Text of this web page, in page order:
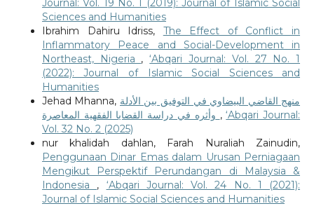
Journal: Vol. 19 No. 1 (2019): Journal of Islamic Social
Sciences and Humanities
Ibrahim Dahiru Idriss, The Effect of Conflict in
Inflammatory Peace and Social-Development in
Northeast, Nigeria ,‘Abqari Journal: Vol. 27 No. 1
(2022): Journal of Islamic Social Sciences and
Humanities
Jehad Mhanna, منهج القاضي البيضاوي في التوفيق بين الأدلة
,‘Abqari Journal:
Vol. 32 No. 2 (2025)
nur khalidah dahlan, Farah Nuraliah Zainudin,
Penggunaan Dinar Emas dalam Urusan Perniagaan
Mengikut Perspektif Perundangan di Malaysia &
Indonesia , ‘Abqari Journal: Vol. 24 No. 1 (2021):
Journal of Islamic Social Sciences and Humanities